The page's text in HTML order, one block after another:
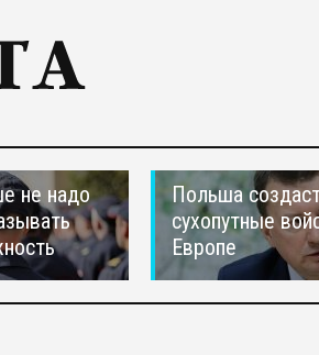
не надо
Польша
сухопутные
Европе